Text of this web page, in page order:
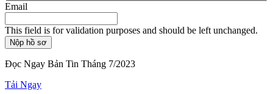
Email
This field is for validation purposes and should be left unchanged.
Nộp hồ sơ
Đọc Ngay Bản Tin Tháng 7/2023
Tải Ngay